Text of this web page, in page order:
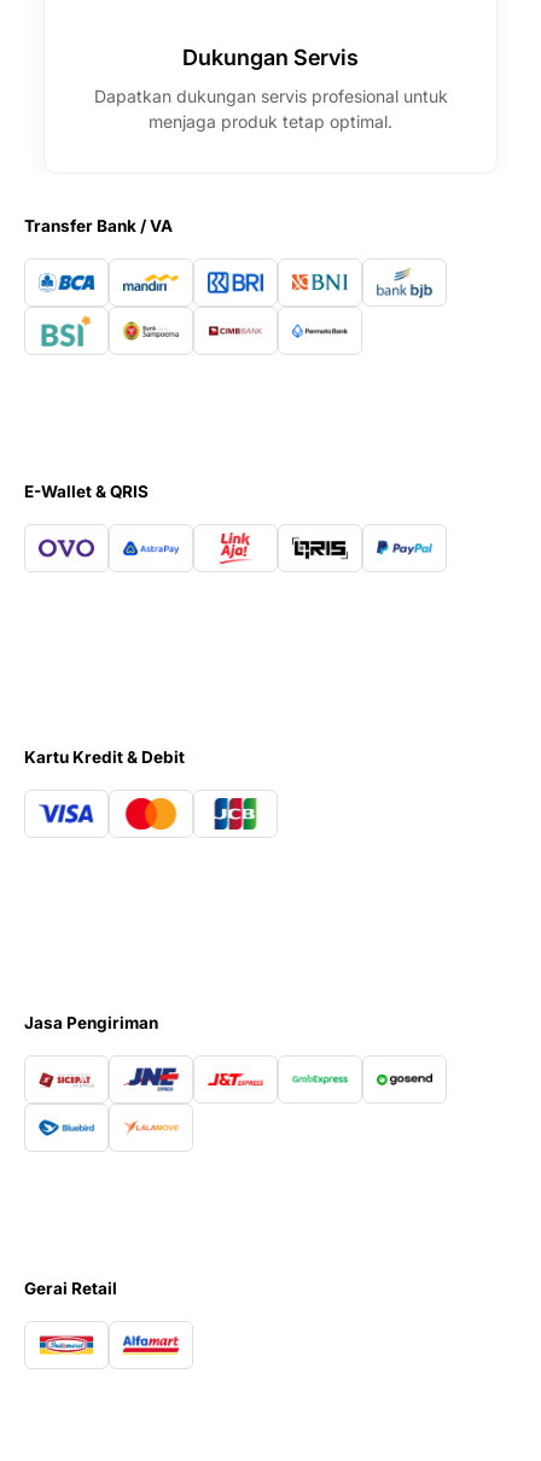
Dukungan Servis
Dapatkan dukungan servis profesional untuk
menjaga produk tetap optimal.
Transfer Bank / VA
E-Wallet & QRIS
Kartu Kredit & Debit
Jasa Pengiriman
Gerai Retail